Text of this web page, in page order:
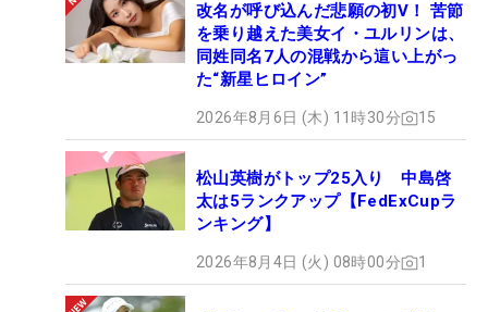
改名が呼び込んだ悲願の初V！ 苦節
を乗り越えた美女イ・ユルリンは、
同姓同名7人の混戦から這い上がっ
た“新星ヒロイン”
2026年8月6日 (木) 11時30分 15
松山英樹がトップ25入り 中島啓
太は5ランクアップ【FedExCupラ
ンキング】
2026年8月4日 (火) 08時00分 1